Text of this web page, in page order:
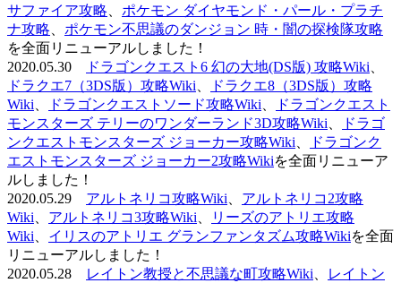
サファイア攻略
ポケモン ダイヤモンド・パール・プラチ
ナ攻略
ポケモン不思議のダンジョン 時・闇の探検隊攻略
を全面リニューアルしました！
2020.05.30
ドラゴンクエスト6 幻の大地(DS版) 攻略Wiki
ドラクエ7（3DS版）攻略Wiki
ドラクエ8（3DS版）攻略
Wiki
ドラゴンクエストソード攻略Wiki
ドラゴンクエスト
モンスターズ テリーのワンダーランド3D攻略Wiki
ドラゴ
ンクエストモンスターズ ジョーカー攻略Wiki
ドラゴンク
エストモンスターズ ジョーカー2攻略Wikiを全面リニューア
ルしました！
2020.05.29 アルトネリコ攻略Wiki
アルトネリコ2攻略
Wiki
アルトネリコ3攻略Wiki
リーズのアトリエ攻略
Wiki
イリスのアトリエ グランファンタズム攻略Wikiを全面
リニューアルしました！
2020.05.28
レイトン教授と不思議な町攻略Wiki
レイトン